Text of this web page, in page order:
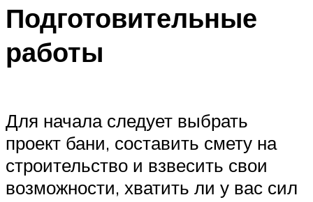
Подготовительные
работы
Для начала следует выбрать
проект бани, составить смету на
строительство и взвесить свои
возможности, хватить ли у вас сил